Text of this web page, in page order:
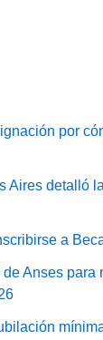
por
Aires detalló
a
Anses para